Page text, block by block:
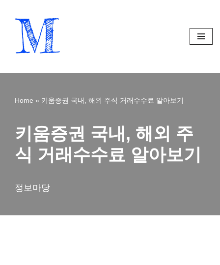
Skip
Home » 키움증권 국내, 해외 주식 거래수수료 알아보기
키움증권 국내, 해외 주
식 거래수수료 알아보기
정보마당